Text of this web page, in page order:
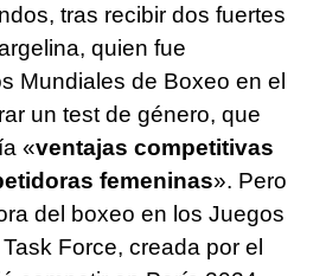
tras recibir dos fuertes
quien fue
Mundiales de Boxeo en el
un test de género, que
«ventajas competitivas
femeninas». Pero
del boxeo en los Juegos
Force, creada por el